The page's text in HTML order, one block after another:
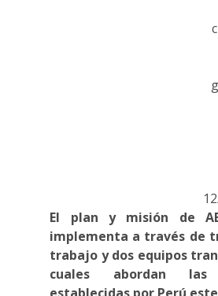
El plan y misión de
implementa a través de
trabajo y dos equipos
cuales abordan las